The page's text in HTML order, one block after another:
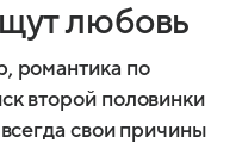
любовь
романтика по
второй половинки
свои причины